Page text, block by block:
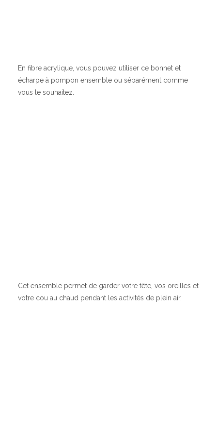
En fibre acrylique, vous pouvez utiliser ce bonnet et
écharpe à pompon ensemble ou séparément comme
vous le souhaitez.
Cet ensemble permet de garder votre tête, vos oreilles et
votre cou au chaud pendant les activités de plein air.